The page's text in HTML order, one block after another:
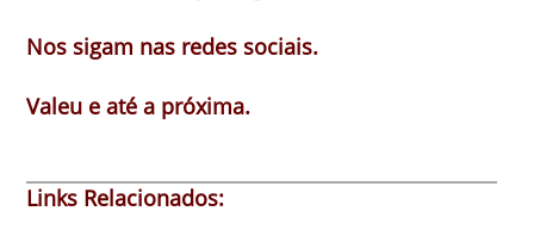
Nos sigam nas redes sociais.
Valeu e até a próxima.
Links Relacionados: